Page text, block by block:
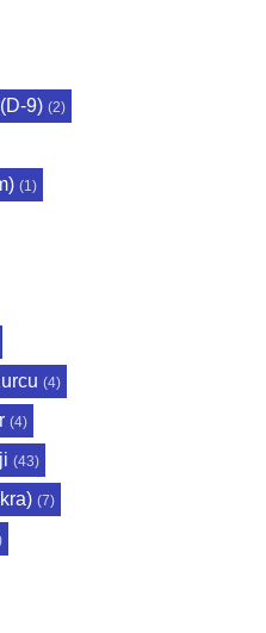
9) (2)
(1)
(4)
(4)
(43)
(7)